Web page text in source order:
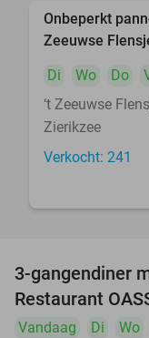
Onbeperkt
Zeeuwse
Di
Wo Do
‘t Zeeuwse
Zierikzee
Verkocht: 241
3-gangendiner
Restaurant
Vandaag Di Wo